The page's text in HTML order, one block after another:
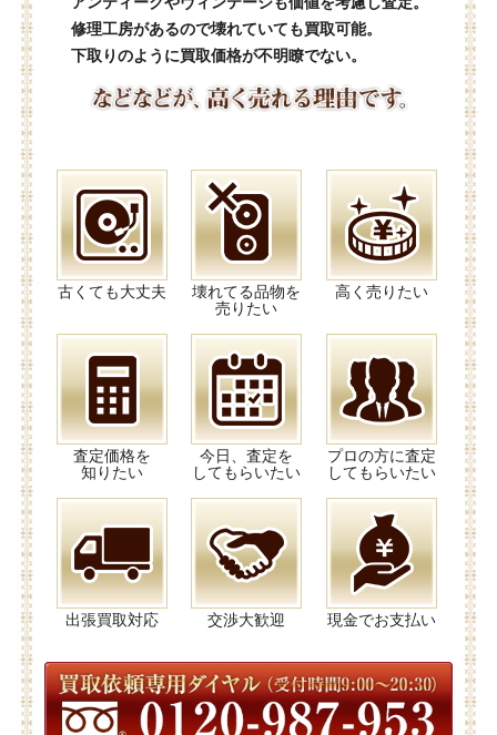
修理工房があるので壊れていても買取可能。
下取りのように買取価格が不明瞭でない。
古くても大丈夫
壊れてる品物を
売りたい
高く売りたい
査定価格を
知りたい
今日、査定を
してもらいたい
プロの方に査定
してもらいたい
出張買取対応 交渉大歓迎 現金でお支払い